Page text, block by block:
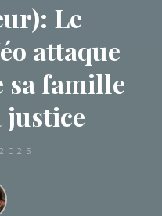
Le
attaque
sa famille
justice